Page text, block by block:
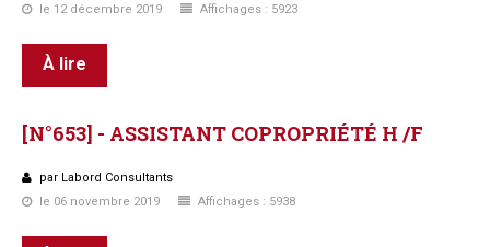
le 12 décembre 2019
Affichages : 5923
À lire
[N°653] - ASSISTANT COPROPRIÉTÉ H /F
par Labord Consultants
le 06 novembre 2019
Affichages : 5938